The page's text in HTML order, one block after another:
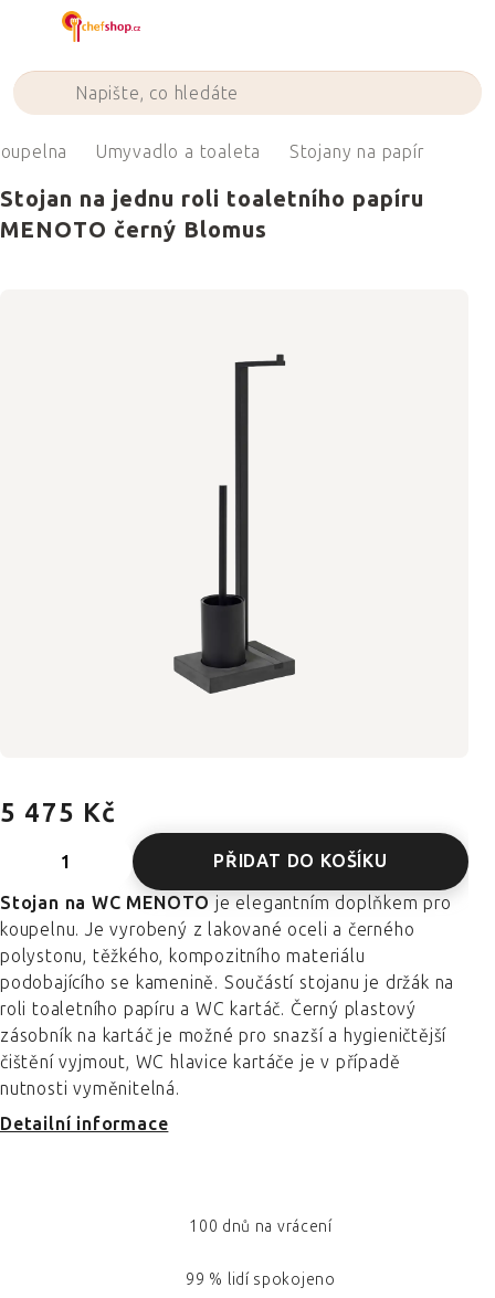
Umyvadlo a toaleta Stojany na papír
Stojan na jednu roli toaletního papíru
MENOTO černý Blomus
5 475 Kč
PŘIDAT DO KOŠÍKU
Stojan na WC MENOTO je elegantním doplňkem pro
koupelnu. Je vyrobený z lakované oceli a černého
polystonu, těžkého, kompozitního materiálu
podobajícího se kamenině. Součástí stojanu je držák na
roli toaletního papíru a WC kartáč. Černý plastový
zásobník na kartáč je možné pro snazší a hygieničtější
čištění vyjmout, WC hlavice kartáče je v případě
nutnosti vyměnitelná.
Detailní informace
100 dnů na vrácení
99 % lidí spokojeno